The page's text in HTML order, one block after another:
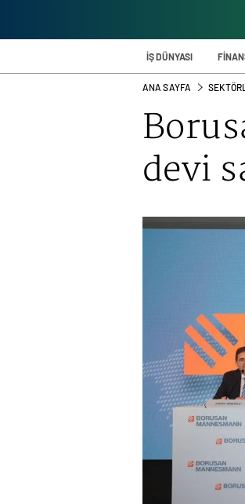
İŞ DÜNYASI
ANA SAYFA
devi